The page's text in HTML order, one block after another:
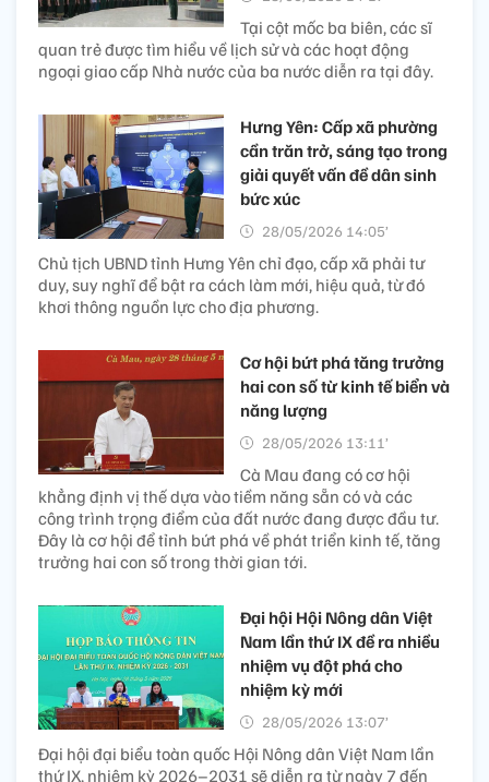
Tại cột mốc ba biên, các sĩ
quan trẻ được tìm hiểu về lịch sử và các hoạt động
ngoại giao cấp Nhà nước của ba nước diễn ra tại đây.
Hưng Yên: Cấp xã phường
cần trăn trở, sáng tạo trong
giải quyết vấn đề dân sinh
bức xúc
28/05/2026 14:05’
Chủ tịch UBND tỉnh Hưng Yên chỉ đạo, cấp xã phải tư
duy, suy nghĩ để bật ra cách làm mới, hiệu quả, từ đó
khơi thông nguồn lực cho địa phương.
Cơ hội bứt phá tăng trưởng
hai con số từ kinh tế biển và
năng lượng
28/05/2026 13:11’
Cà Mau đang có cơ hội
khẳng định vị thế dựa vào tiềm năng sẵn có và các
công trình trọng điểm của đất nước đang được đầu tư.
Đây là cơ hội để tỉnh bứt phá về phát triển kinh tế, tăng
trưởng hai con số trong thời gian tới.
Đại hội Hội Nông dân Việt
Nam lần thứ IX đề ra nhiều
nhiệm vụ đột phá cho
nhiệm kỳ mới
28/05/2026 13:07’
Đại hội đại biểu toàn quốc Hội Nông dân Việt Nam lần
thứ IX, nhiệm kỳ 2026–2031 sẽ diễn ra từ ngày 7 đến